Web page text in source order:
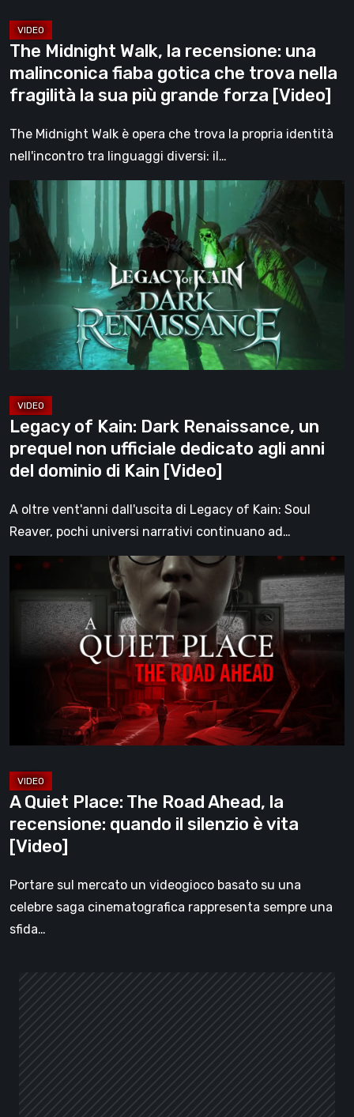
trova
nella
fragilità
la
forza
[Video]
The Midnight Walk, la recensione: una
malinconica fiaba gotica che trova nella
fragilità la sua più grande forza [Video]
The Midnight Walk è opera che trova la propria identità
nell'incontro tra linguaggi diversi: il…
Legacy
of
Dark
Renaissance,
ufficiale
agli
anni
del
dominio
Legacy of Kain: Dark Renaissance, un
prequel non ufficiale dedicato agli anni
del dominio di Kain [Video]
A oltre vent'anni dall'uscita di Legacy of Kain: Soul
Reaver, pochi universi narrativi continuano ad…
A
Place:
recensione:
quando
silenzio
è
vita
[Video]
A Quiet Place: The Road Ahead, la
recensione: quando il silenzio è vita
[Video]
Portare sul mercato un videogioco basato su una
celebre saga cinematografica rappresenta sempre una
sfida…